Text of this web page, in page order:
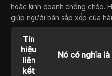
hoặc kinh doanh chồng chéo.
giúp người bán sắp xếp cửa
Tín
hiệu
liên
kết
Nó có nghĩa là